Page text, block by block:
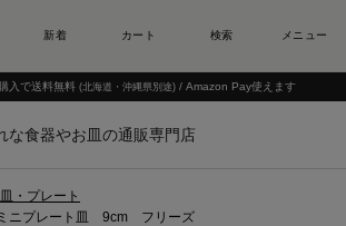
入で送料無料 (北海道・沖縄県別途) / Amazon Pay使えます
な食器やお皿の通販専門店
皿・プレート
ニプレート皿 9cm フリーズ